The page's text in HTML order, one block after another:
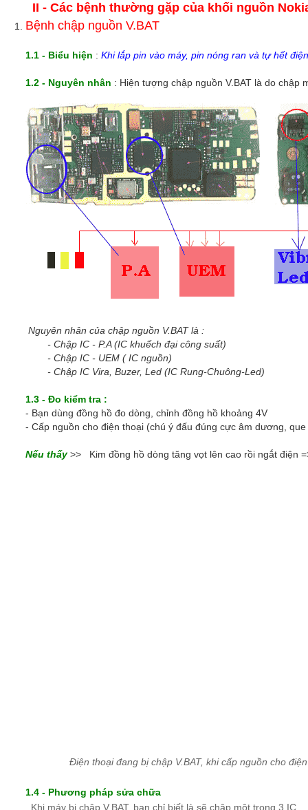
II - Các bệnh thường gặp của khối nguồn
Bệnh chập nguồn V.BAT
1.1 - Biểu hiện : Khi lắp pin vào máy, pin nóng ran và tự hết
1.2 - Nguyên nhân : Hiện tượng chập nguồn V.BAT là do chập
Nguyên nhân của chập nguồn V.BAT là :
- Chập IC - P.A (IC khuếch đại công suất)
- Chập IC - UEM ( IC nguồn)
- Chập IC Vira, Buzer, Led (IC Rung-Chuông-Led)
1.3 - Đo kiểm tra :
- Bạn dùng đồng hồ đo dòng, chỉnh đồng hồ khoảng 4V
- Cấp nguồn cho điện thoại (chú ý đấu đúng cực âm dương,
Nếu thấy>> Kim đồng hồ dòng tăng vọt lên cao rồi ngắt điện
Điện thoại đang bị chập V.BAT, khi cấp nguồn cho
1.4 - Phương pháp sửa chữa
Khi máy bị chập V.BAT, bạn chỉ biết là sẽ chập một trong 3 IC